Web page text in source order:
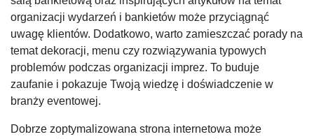
organizacji wydarzeń i bankietów może przyciągnąć
uwagę klientów. Dodatkowo, warto zamieszczać porady na
temat dekoracji, menu czy rozwiązywania typowych
problemów podczas organizacji imprez. To buduje
zaufanie i pokazuje Twoją wiedzę i doświadczenie w
branży eventowej.
Dobrze zoptymalizowana strona internetowa może